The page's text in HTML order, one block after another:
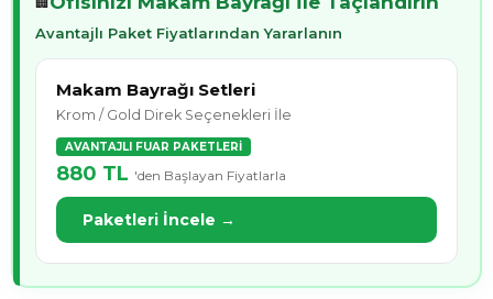
Avantajlı Paket Fiyatlarından Yararlanın
Makam Bayrağı Setleri
Krom / Gold Direk Seçenekleri İle
AVANTAJLI FUAR PAKETLERİ
880 TL 'den Başlayan Fiyatlarla
Paketleri İncele →